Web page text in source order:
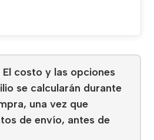
El costo y las opciones
se calcularán durante
una vez que
de envío, antes de